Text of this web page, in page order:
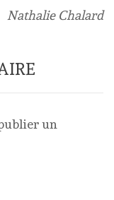
Nathalie Chalard
un